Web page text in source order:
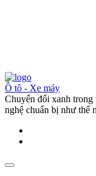
Ô tô - Xe máy
Chuyển đổi xanh
nghệ chuẩn bị như thế